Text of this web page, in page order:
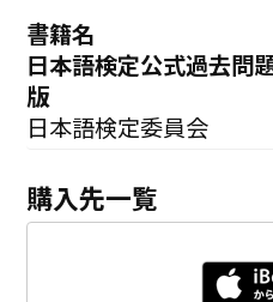
書籍名
日本語検定公式過去
版
日本語検定委員会
購入先一覧